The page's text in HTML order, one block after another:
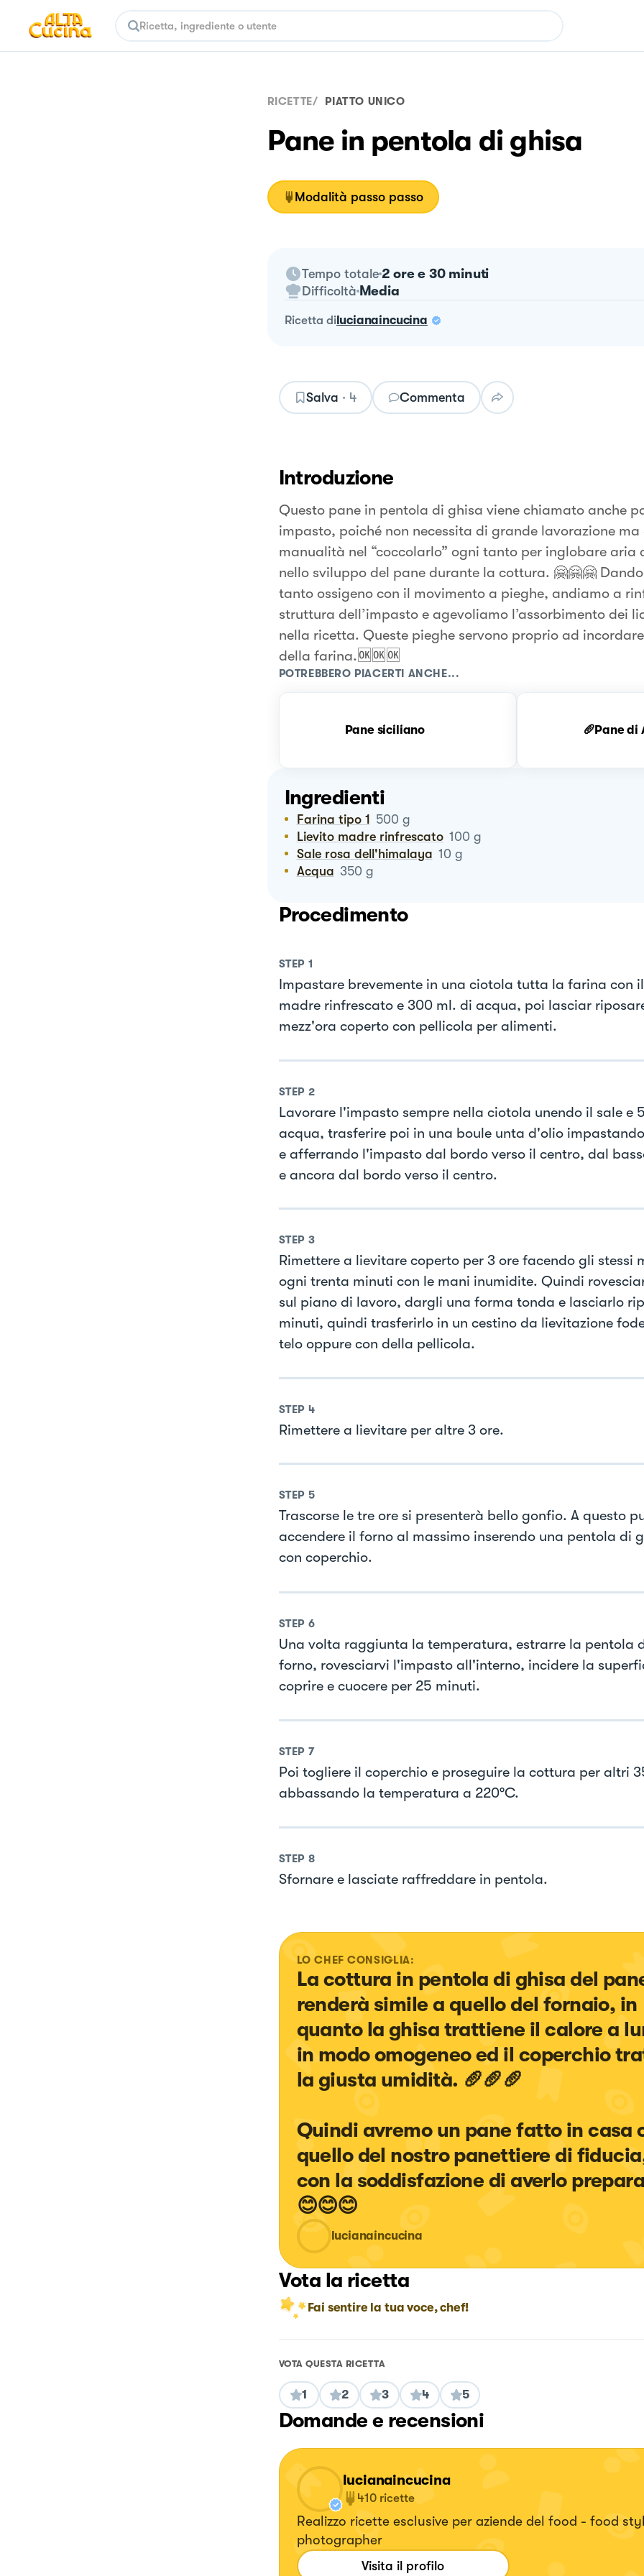
RICETTE/ PIATTO UNICO
Pane in pentola di ghisa
Modalità passo passo
Tempo totale 2 ore e 30 minuti
Difficoltà Media
ricetta dilucianaincucina
Salva · 4 Commenta
Introduzione
Questo pane in pentola di ghisa viene chiamato anche
impasto, poiché non necessita di grande lavorazione
manualità nel “coccolarlo” ogni tanto per inglobare aria
nello sviluppo del pane durante la cottura. 🤗🤗🤗
tanto ossigeno con il movimento a pieghe, andiamo a
struttura dell’impasto e agevoliamo l’assorbimento dei
nella ricetta. Queste pieghe servono proprio ad
della farina.🆗🆗🆗
POTREBBERO PIACERTI ANCHE...
Pane siciliano 🥖Pane di
Ingredienti
Farina tipo 1 500 g
Lievito madre rinfrescato 100 g
Sale rosa dell'himalaya 10 g
Acqua 350 g
Procedimento
STEP 1
Impastare brevemente in una ciotola tutta la farina con
madre rinfrescato e 300 ml. di acqua, poi lasciar
mezz'ora coperto con pellicola per alimenti.
STEP 2
Lavorare l'impasto sempre nella ciotola unendo il sale e
acqua, trasferire poi in una boule unta d'olio
e afferrando l'impasto dal bordo verso il centro, dal
e ancora dal bordo verso il centro.
STEP 3
Rimettere a lievitare coperto per 3 ore facendo gli stessi
ogni trenta minuti con le mani inumidite. Quindi
sul piano di lavoro, dargli una forma tonda e lasciarlo
minuti, quindi trasferirlo in un cestino da lievitazione
telo oppure con della pellicola.
STEP 4
Rimettere a lievitare per altre 3 ore.
STEP 5
Trascorse le tre ore si presenterà bello gonfio. A questo
accendere il forno al massimo inserendo una pentola di
con coperchio.
STEP 6
Una volta raggiunta la temperatura, estrarre la pentola
forno, rovesciarvi l'impasto all'interno, incidere la
coprire e cuocere per 25 minuti.
STEP 7
Poi togliere il coperchio e proseguire la cottura per altri
abbassando la temperatura a 220°C.
STEP 8
Sfornare e lasciate raffreddare in pentola.
LO CHEF CONSIGLIA:
La cottura in pentola di ghisa del
renderà simile a quello del fornaio, in
quanto la ghisa trattiene il calore a
in modo omogeneo ed il coperchio
la giusta umidità. 🥖🥖🥖
Quindi avremo un pane fatto in casa
quello del nostro panettiere di
con la soddisfazione di averlo
😊😊😊
lucianaincucina
Vota la ricetta
Fai sentire la tua voce, chef!
VOTA QUESTA RICETTA
1 2 3 4 5
Domande e recensioni
lucianaincucina
410 ricette
Realizzo ricette esclusive per aziende del food - food
photographer
Visita il profilo